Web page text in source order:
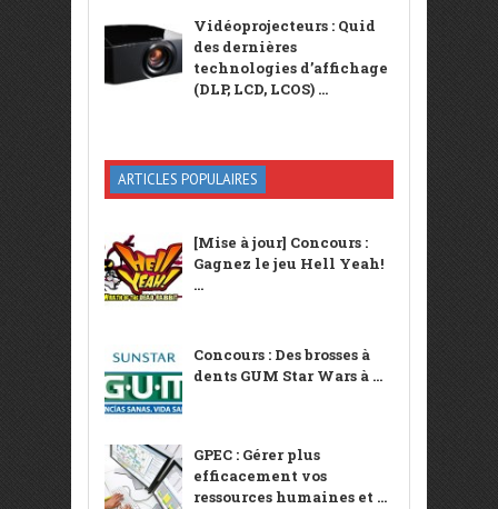
Vidéoprojecteurs : Quid
des dernières
technologies d’affichage
(DLP, LCD, LCOS) ...
ARTICLES POPULAIRES
[Mise à jour] Concours :
Gagnez le jeu Hell Yeah!
...
Concours : Des brosses à
dents GUM Star Wars à ...
GPEC : Gérer plus
efficacement vos
ressources humaines et ...